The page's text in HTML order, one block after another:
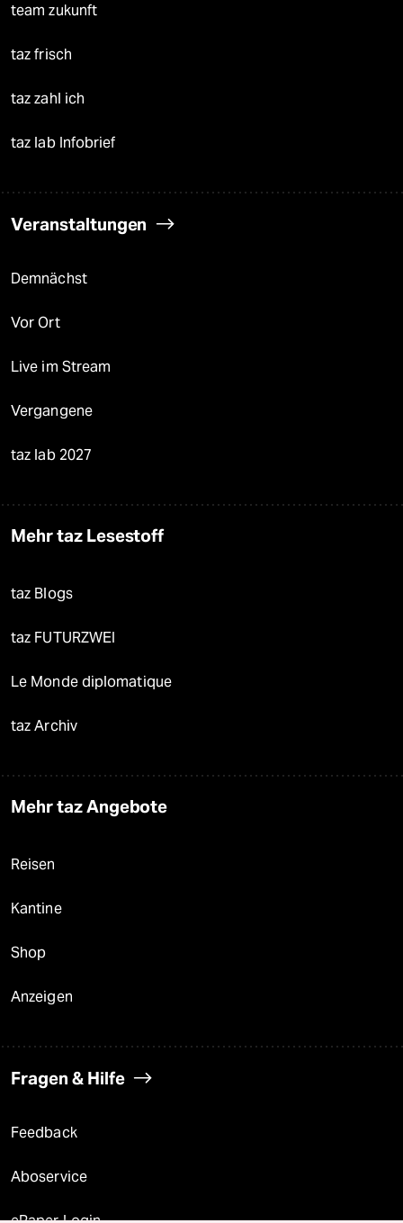
team zukunft
taz frisch
taz zahl ich
taz lab Infobrief
Veranstaltungen
Demnächst
Vor Ort
Live im Stream
Vergangene
taz lab 2027
Mehr taz Lesestoff
taz Blogs
taz FUTURZWEI
Le Monde diplomatique
taz Archiv
Mehr taz Angebote
Reisen
Kantine
Shop
Anzeigen
Fragen & Hilfe
Feedback
Aboservice